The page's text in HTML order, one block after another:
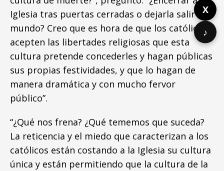
Iglesia tras puertas cerradas o dejarla salir al
mundo? Creo que es hora de que los católicos
acepten las libertades religiosas que esta
cultura pretende concederles y hagan públicas
sus propias festividades, y que lo hagan de
manera dramática y con mucho fervor
público”.
“¿Qué nos frena? ¿Qué tememos que suceda?
La reticencia y el miedo que caracterizan a los
católicos están costando a la Iglesia su cultura
única y están permitiendo que la cultura de la
X
♪